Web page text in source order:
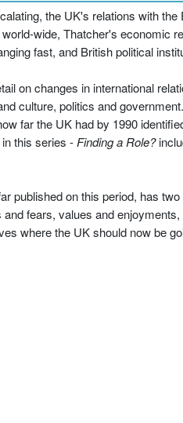
the UK's relations with
wide, Thatcher's economic
fast, and British political
on changes in international
culture, politics and
far the UK had by 1990
this series - Finding a Role?
published on this period, has
fears, values and
where the UK should now be